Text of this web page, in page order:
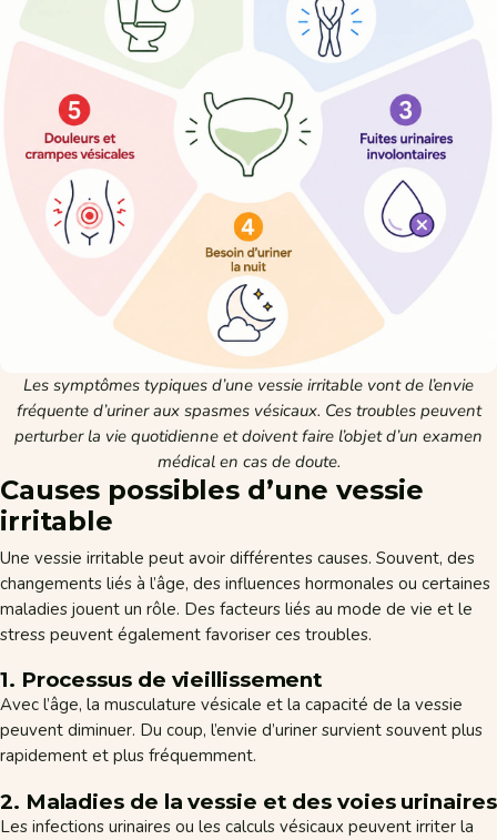
Les symptômes typiques d’une vessie irritable vont de l’envie
fréquente d’uriner aux spasmes vésicaux. Ces troubles peuvent
perturber la vie quotidienne et doivent faire l’objet d’un examen
médical en cas de doute.
Causes possibles d’une vessie
irritable
Une vessie irritable peut avoir différentes causes. Souvent, des
changements liés à l’âge, des influences hormonales ou certaines
maladies jouent un rôle. Des facteurs liés au mode de vie et le
stress peuvent également favoriser ces troubles.
1. Processus de vieillissement
Avec l’âge, la musculature vésicale et la capacité de la vessie
peuvent diminuer. Du coup, l’envie d’uriner survient souvent plus
rapidement et plus fréquemment.
2. Maladies de la vessie et des voies urinaires
Les infections urinaires ou les calculs vésicaux peuvent irriter la